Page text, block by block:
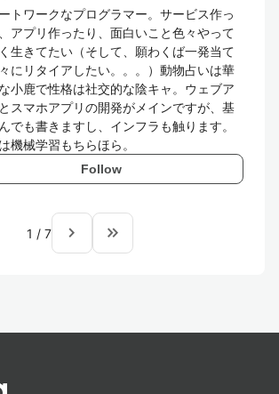
トワークなプログラマー。サービス作っ
アプリ作ったり、面白いこと色々やって
生きてたい（そして、願わくば一発当て
にリタイアしたい。。。）動物占いは華
小鹿で性格は社交的な陰キャ。ウェブア
スマホアプリの開発がメインですが、基
でも書きますし、インフラも触ります。
機械学習もちらほら。
Follow
1 / 7 navigate_next keyboard_double_arrow_right